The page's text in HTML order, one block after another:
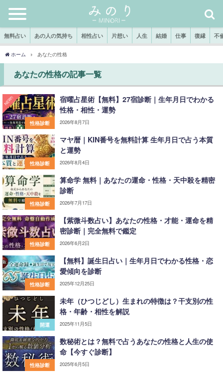
無料占い あの人の気持ち 相性占い 片想い 人生 結婚 仕事 復縁 不
ホーム あなたの性格
あなたの性格の記事一覧
NEW!!
性格診断
宿曜占星術【無料】27宿診断｜生年月日でわかる
性格・相性・運勢
2026年8月7日
性格診断
マヤ暦｜KIN番号を無料計算 生年月日で占う本質
と運勢
2026年8月4日
性格診断
算命学 無料｜あなたの運命・性格・天中殺を精密
診断
2026年7月17日
性格診断
【紫微斗数占い】あなたの性格・才能・運命を精
密診断｜完全無料で鑑定
2026年6月2日
性格診断
【無料】誕生日占い｜生年月日でわかる性格・恋
愛傾向を診断
2025年12月25日
開運
未年（ひつじどし）生まれの特徴は？干支別の性
格・年齢・相性を解説
2025年11月5日
性格診断
数秘術とは？無料で占うあなたの性格と人生の使
命【今すぐ診断】
2025年6月5日